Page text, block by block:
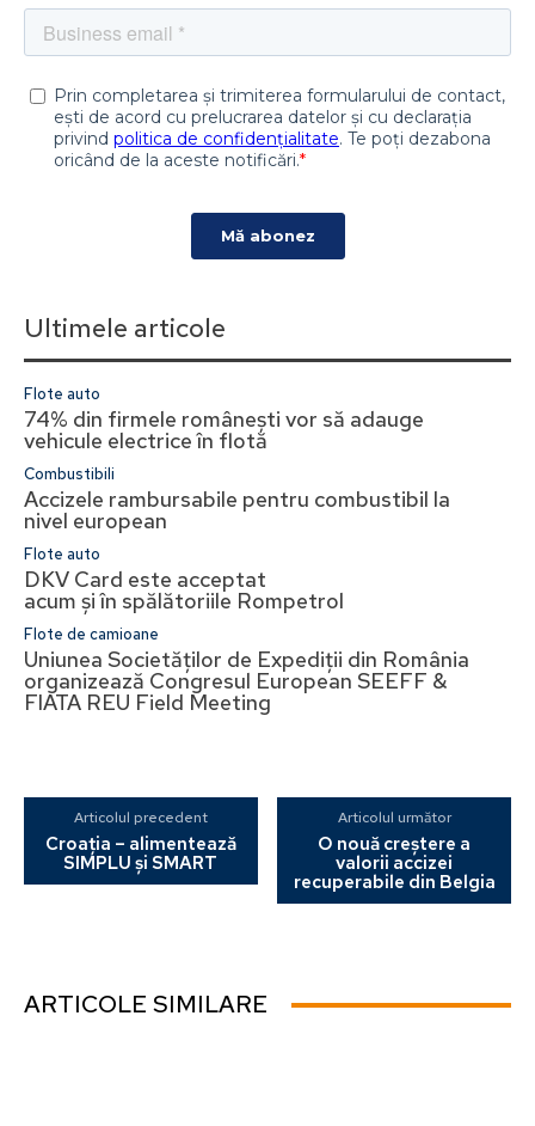
Ultimele articole
Flote auto
74% din firmele românești vor să adauge
vehicule electrice în flotă
Combustibili
Accizele rambursabile pentru combustibil la
nivel european
Flote auto
DKV Card este acceptat
acum și în spălătoriile Rompetrol
Flote de camioane
Uniunea Societăților de Expediții din România
organizează Congresul European SEEFF &
FIATA REU Field Meeting
Articolul precedent
Croația – alimentează
SIMPLU și SMART
Articolul următor
O nouă creștere a
valorii accizei
recuperabile din Belgia
ARTICOLE SIMILARE